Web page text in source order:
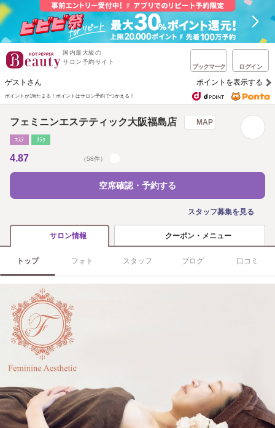
国内最大級の
サロン予約サイト
ブックマーク ログイン
ゲストさん ポイントを表示する
ポイントが1%たまる！ ポイントはサロン予約でつかえる！
フェミニンエステティック大阪福島店 MAP
ｴｽﾃ ﾘﾗｸ
4.87 （58件）
空席確認・予約する
スタッフ募集を見る
サロン情報 クーポン・メニュー
トップ フォト スタッフ ブログ 口コミ